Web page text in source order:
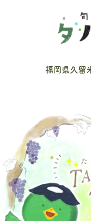
福岡県久留